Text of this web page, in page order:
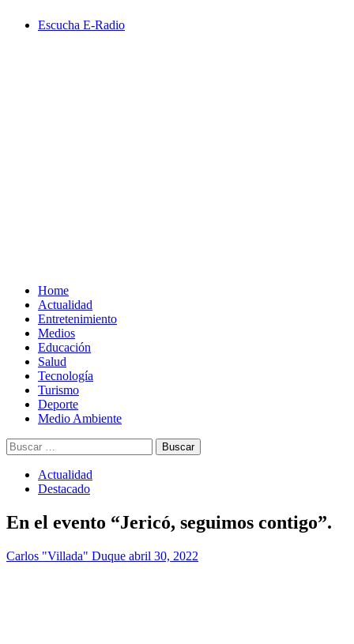
Escucha E-Radio
Home
Actualidad
Entretenimiento
Medios
Educación
Salud
Tecnología
Turismo
Deporte
Medio Ambiente
Buscar:
Actualidad
Destacado
En el evento “Jericó, seguimos contigo”.
Carlos "Villada" Duque abril 30, 2022